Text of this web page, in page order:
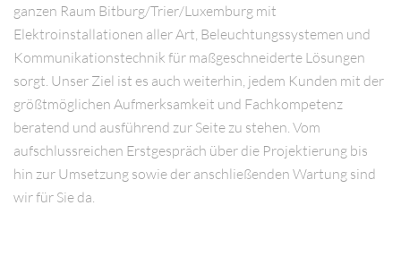
ganzen Raum Bitburg/Trier/Luxemburg mit
Elektroinstallationen aller Art, Beleuchtungssystemen und
Kommunikationstechnik für maßgeschneiderte Lösungen
sorgt. Unser Ziel ist es auch weiterhin, jedem Kunden mit der
größtmöglichen Aufmerksamkeit und Fachkompetenz
beratend und ausführend zur Seite zu stehen. Vom
aufschlussreichen Erstgespräch über die Projektierung bis
hin zur Umsetzung sowie der anschließenden Wartung sind
wir für Sie da.